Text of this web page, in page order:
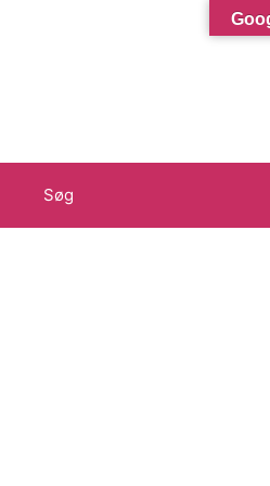
Søg